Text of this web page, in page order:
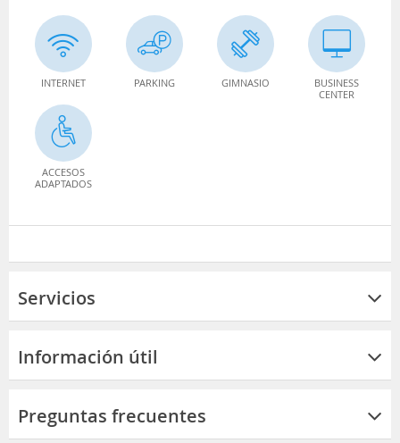
INTERNET PARKING GIMNASIO
BUSINESS
CENTER
ACCESOS
ADAPTADOS
Servicios
Información útil
Preguntas frecuentes